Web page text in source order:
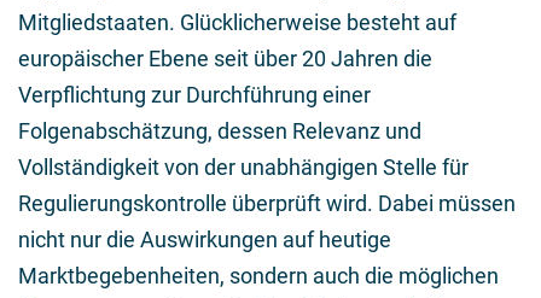
Mitgliedstaaten. Glücklicherweise besteht auf
europäischer Ebene seit über 20 Jahren die
Verpflichtung zur Durchführung einer
Folgenabschätzung, dessen Relevanz und
Vollständigkeit von der unabhängigen Stelle für
Regulierungskontrolle überprüft wird. Dabei müssen
nicht nur die Auswirkungen auf heutige
Marktbegebenheiten, sondern auch die möglichen